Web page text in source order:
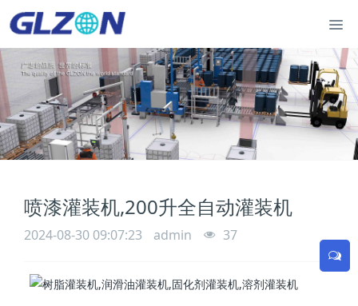
喷漆灌装机,200升全自动灌装机
2024-08-30 09:07:23 admin 37